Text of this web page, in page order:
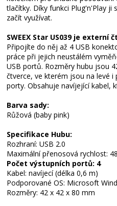
tlačítky. Díky funkci Plug'n'Play ji
začít využívat.
SWEEX Star US039 je externí
Připojíte do něj až 4 USB
práce při jejich neustálém
USB portů. Rozměry hubu jsou
čtverce, ve kterém jsou na levé i
porty. Obsahuje navíjející kabel,
Barva sady:
Růžová (baby pink)
Specifikace Hubu:
Rozhraní: USB 2.0
Maximální přenosová rychlost:
Počet výstupních portů: 4
Kabel: navíjecí (délka 0,6 m)
Podporované OS: Microsoft
Rozměry: 42 x 42 x 80 mm